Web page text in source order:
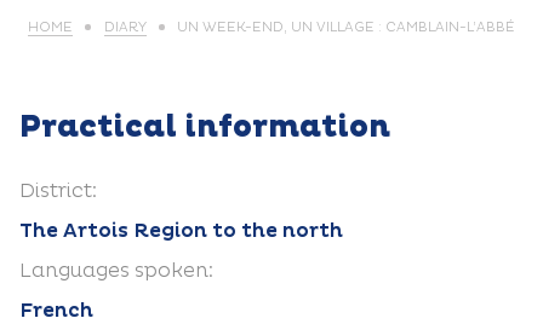
HOME DIARY UN WEEK-END, UN VILLAGE : CAMBLAIN-L’ABBÉ
Practical information
District:
The Artois Region to the north
Languages spoken:
French